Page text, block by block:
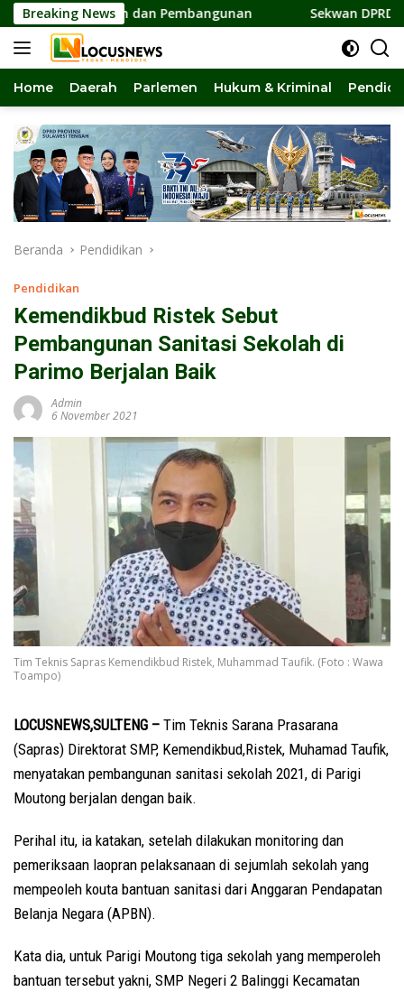
Langsung
ke
konten
Breaking News
dan Pembangunan Sekwan DPRD Sulteng Jadi
Home Daerah Parlemen Hukum & Kriminal
Beranda Pendidikan
Pendidikan
Kemendikbud Ristek Sebut
Pembangunan Sanitasi Sekolah di
Parimo Berjalan Baik
Admin
6 November 2021
Tim Teknis Sapras Kemendikbud Ristek, Muhammad Taufik. (Foto : Wawa
Toampo)
LOCUSNEWS,SULTENG – Tim Teknis Sarana Prasarana
(Sapras) Direktorat SMP, Kemendikbud,Ristek, Muhamad Taufik,
menyatakan pembangunan sanitasi sekolah 2021, di Parigi
Moutong berjalan dengan baik.
Perihal itu, ia katakan, setelah dilakukan monitoring dan
pemeriksaan laopran pelaksanaan di sejumlah sekolah yang
mempeoleh kouta bantuan sanitasi dari Anggaran Pendapatan
Belanja Negara (APBN).
Kata dia, untuk Parigi Moutong tiga sekolah yang memperoleh
bantuan tersebut yakni, SMP Negeri 2 Balinggi Kecamatan